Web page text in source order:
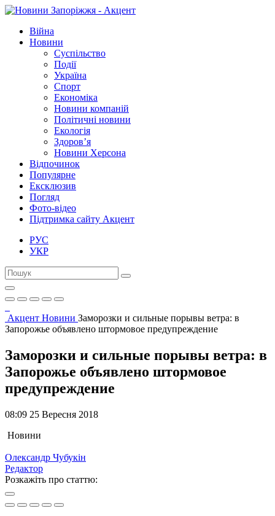
Війна
Новини
Суспільство
Події
Україна
Спорт
Економіка
Новини компаній
Політичні новини
Екологія
Здоров’я
Новини Херсона
Відпочинок
Популярне
Ексклюзив
Погляд
Фото-відео
Підтримка сайту Акцент
РУС
УКР
Акцент Новини Заморозки и сильные порывы ветра: в
Запорожье объявлено штормовое предупреждение
Заморозки и сильные порывы ветра: в
Запорожье объявлено штормовое
предупреждение
08:09 25 Вересня 2018
Новини
Олександр Чубукін
Редактор
Розкажіть про статтю: